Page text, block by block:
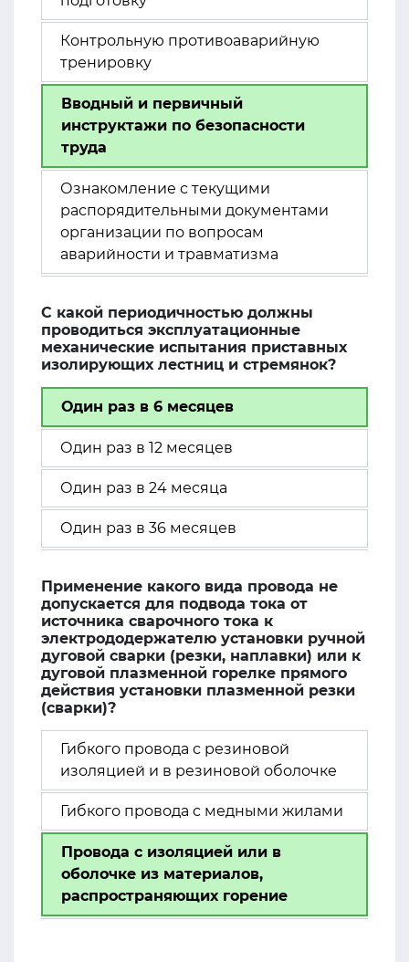
Контрольную противоаварийную
тренировку
Вводный и первичный
инструктажи по безопасности
труда
Ознакомление с текущими
распорядительными документами
организации по вопросам
аварийности и травматизма
С какой периодичностью должны
проводиться эксплуатационные
механические испытания приставных
изолирующих лестниц и стремянок?
Один раз в 6 месяцев
Один раз в 12 месяцев
Один раз в 24 месяца
Один раз в 36 месяцев
Применение какого вида провода не
допускается для подвода тока от
источника сварочного тока к
электрододержателю установки ручной
дуговой сварки (резки, наплавки) или к
дуговой плазменной горелке прямого
действия установки плазменной резки
(сварки)?
Гибкого провода с резиновой
изоляцией и в резиновой оболочке
Гибкого провода с медными жилами
Провода с изоляцией или в
оболочке из материалов,
распространяющих горение